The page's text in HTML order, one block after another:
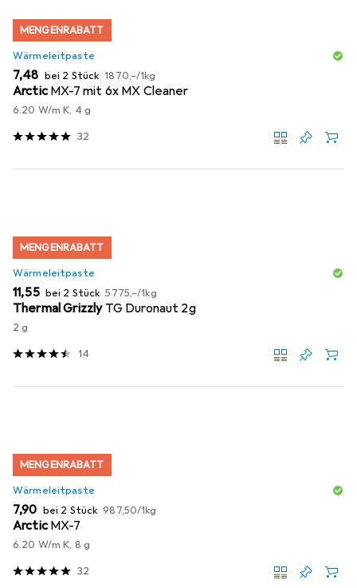
MENGENRABATT
Wärmeleitpaste
EUR
7,48 bei 2 Stück EUR
1870,–/1kg
Arctic MX-7 mit 6x MX Cleaner
6.20 W/m K, 4 g
32
MENGENRABATT
Wärmeleitpaste
EUR
11,55 bei 2 Stück EUR
5775,–/1kg
Thermal Grizzly TG Duronaut 2g
2 g
14
MENGENRABATT
Wärmeleitpaste
EUR
7,90 bei 2 Stück EUR
987,50/1kg
Arctic MX-7
6.20 W/m K, 8 g
32